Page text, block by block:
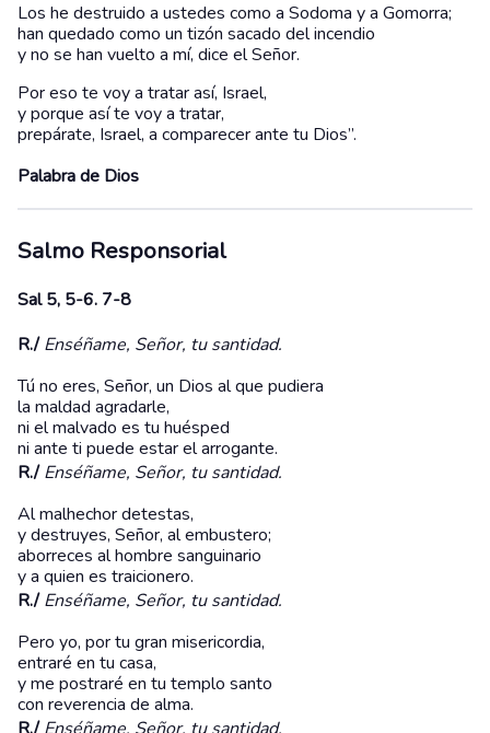
Los he destruido a ustedes como a Sodoma y a Gomorra;
han quedado como un tizón sacado del incendio
y no se han vuelto a mí, dice el Señor.
Por eso te voy a tratar así, Israel,
y porque así te voy a tratar,
prepárate, Israel, a comparecer ante tu Dios”.
Palabra de Dios
Salmo Responsorial
Sal 5, 5-6. 7-8
R./ Enséñame, Señor, tu santidad.
Tú no eres, Señor, un Dios al que pudiera
la maldad agradarle,
ni el malvado es tu huésped
ni ante ti puede estar el arrogante.
R./ Enséñame, Señor, tu santidad.
Al malhechor detestas,
y destruyes, Señor, al embustero;
aborreces al hombre sanguinario
y a quien es traicionero.
R./ Enséñame, Señor, tu santidad.
Pero yo, por tu gran misericordia,
entraré en tu casa,
y me postraré en tu templo santo
con reverencia de alma.